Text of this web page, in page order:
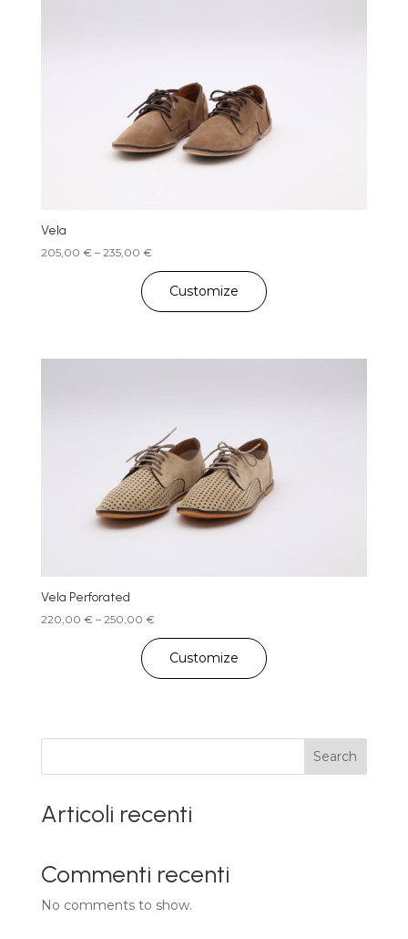
Vela
205,00 € – 235,00 €Price
range:
205,00 €
through
Customize
Vela Perforated
220,00 € – 250,00 €Price
range:
220,00 €
through
Customize
Search
Articoli recenti
Commenti recenti
No comments to show.